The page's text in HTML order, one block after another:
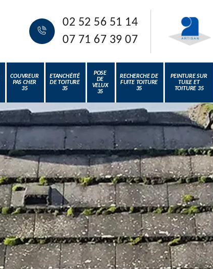
02 52 56 51 14
07 71 67 39 07
COUVREUR
PAS CHER
35
ETANCHÉITÉ
DE TOITURE
35
POSE
DE
VELUX
35
RECHERCHE DE
FUITE TOITURE
35
PEINTURE SUR
TUILE ET
TOITURE 35